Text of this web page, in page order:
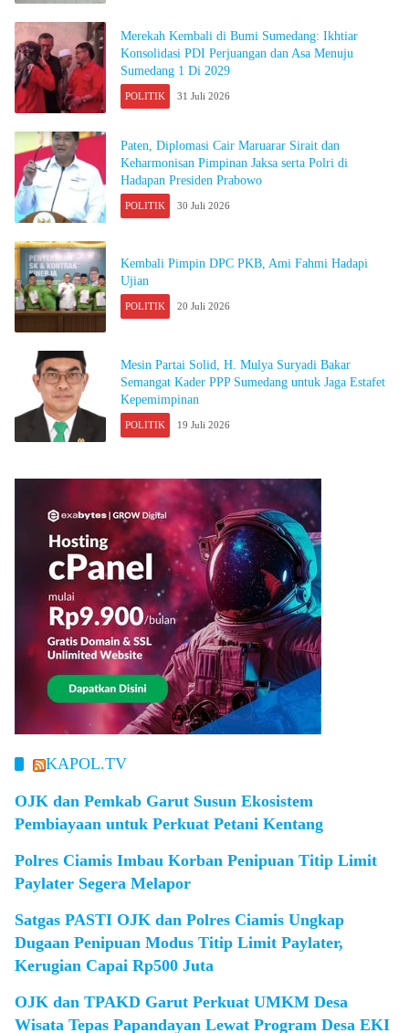
Merekah Kembali di Bumi Sumedang: Ikhtiar
Konsolidasi PDI Perjuangan dan Asa Menuju
Sumedang 1 Di 2029
POLITIK 31 Juli 2026
Paten, Diplomasi Cair Maruarar Sirait dan
Keharmonisan Pimpinan Jaksa serta Polri di
Hadapan Presiden Prabowo
POLITIK 30 Juli 2026
Kembali Pimpin DPC PKB, Ami Fahmi Hadapi
Ujian
POLITIK 20 Juli 2026
Mesin Partai Solid, H. Mulya Suryadi Bakar
Semangat Kader PPP Sumedang untuk Jaga Estafet
Kepemimpinan
POLITIK 19 Juli 2026
KAPOL.TV
OJK dan Pemkab Garut Susun Ekosistem
Pembiayaan untuk Perkuat Petani Kentang
Polres Ciamis Imbau Korban Penipuan Titip Limit
Paylater Segera Melapor
Satgas PASTI OJK dan Polres Ciamis Ungkap
Dugaan Penipuan Modus Titip Limit Paylater,
Kerugian Capai Rp500 Juta
OJK dan TPAKD Garut Perkuat UMKM Desa
Wisata Tepas Papandayan Lewat Program Desa EKI